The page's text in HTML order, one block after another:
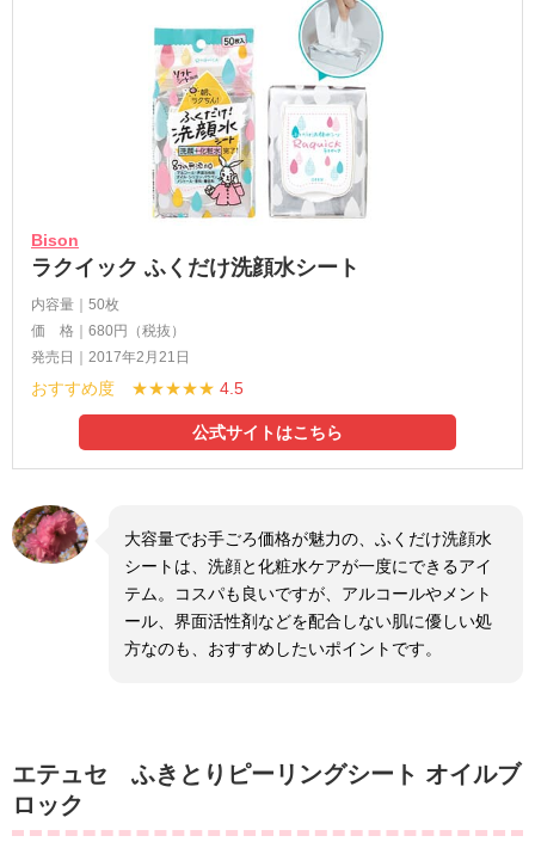
Bison
ラクイック ふくだけ洗顔水シート
内容量｜50枚
価 格｜680円（税抜）
発売日｜2017年2月21日
おすすめ度 ★★★★★ 4.5
公式サイトはこちら
大容量でお手ごろ価格が魅力の、ふくだけ洗顔水
シートは、洗顔と化粧水ケアが一度にできるアイ
テム。コスパも良いですが、アルコールやメント
ール、界面活性剤などを配合しない肌に優しい処
方なのも、おすすめしたいポイントです。
エテュセ ふきとりピーリングシート オイルブ
ロック